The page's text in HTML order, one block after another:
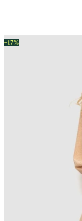
−17%